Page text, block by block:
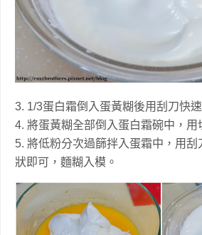
3. 1/3蛋白霜倒入蛋黃糊後用刮刀快
4. 將蛋黃糊全部倒入蛋白霜碗中，用
5. 將低粉分次過篩拌入蛋霜中，用
狀即可，麵糊入模。